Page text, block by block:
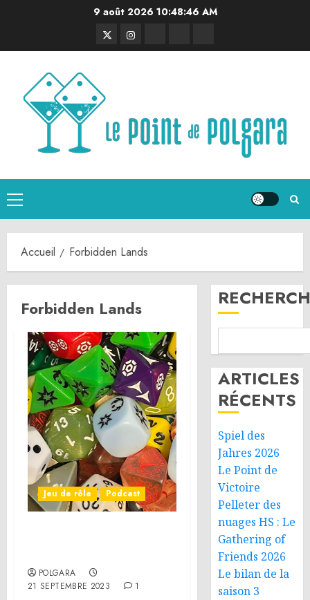
9 août 2026 10:48:46 AM
TwitterInstagram
Menu
principal
Accueil Forbidden Lands
Forbidden Lands
Jeu de rôle Podcast
POLGARA
21 SEPTEMBRE 2023
1
ARTICLES
RÉCENTS
Spiel des
Jahres 2026
Le Point de
Victoire
Pelleter des
nuages HS : Le
Gathering of
Friends 2026
Le bilan de la
saison 3